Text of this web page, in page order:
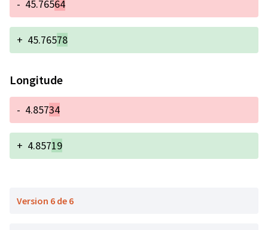
- 45.76564
+ 45.76578
Longitude
- 4.85734
+ 4.85719
Version 6 de 6